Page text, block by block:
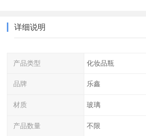
详细说明
产品类型 化妆品瓶
品牌 乐鑫
材质 玻璃
产品数量 不限